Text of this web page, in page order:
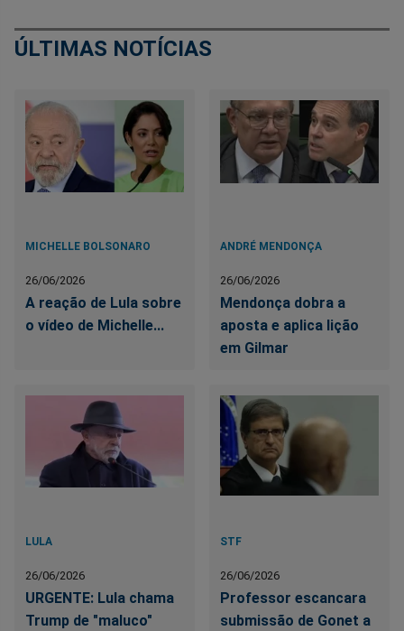
ÚLTIMAS NOTÍCIAS
MICHELLE BOLSONARO
26/06/2026
A reação de Lula sobre
o vídeo de Michelle...
ANDRÉ MENDONÇA
26/06/2026
Mendonça dobra a
aposta e aplica lição
em Gilmar
LULA
26/06/2026
URGENTE: Lula chama
Trump de "maluco"
STF
26/06/2026
Professor escancara
submissão de Gonet a